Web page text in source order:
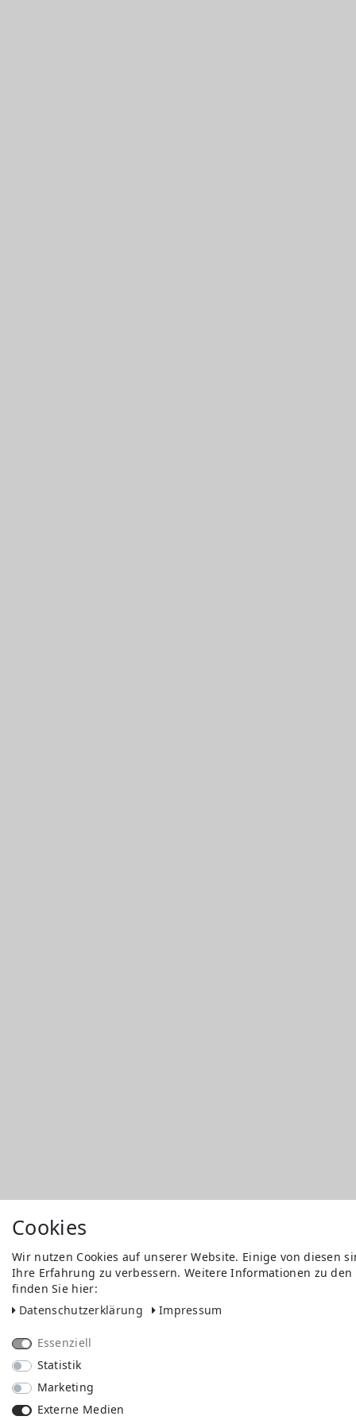
Cookies
Wir nutzen Cookies auf unserer Website. Einige von diesen
Ihre Erfahrung zu verbessern. Weitere Informationen zu
finden Sie hier:
Daten­schutz­erklärung
Impressum
Essenziell
Statistik
Marketing
Externe Medien